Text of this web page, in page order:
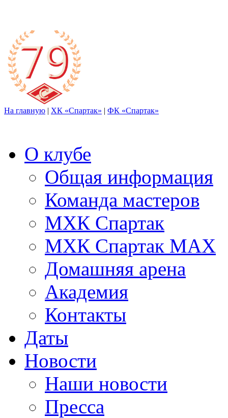
На главную | ХК «Спартак» | ФК «Спартак»
О клубе
Общая информация
Команда мастеров
МХК Спартак
МХК Спартак МАХ
Домашняя арена
Академия
Контакты
Даты
Новости
Наши новости
Пресса